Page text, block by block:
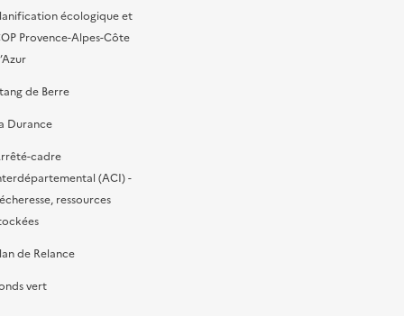
écologique et
Provence-Alpes-Côte
de Berre
Durance
cadre
(ACI) -
ressources
de Relance
vert